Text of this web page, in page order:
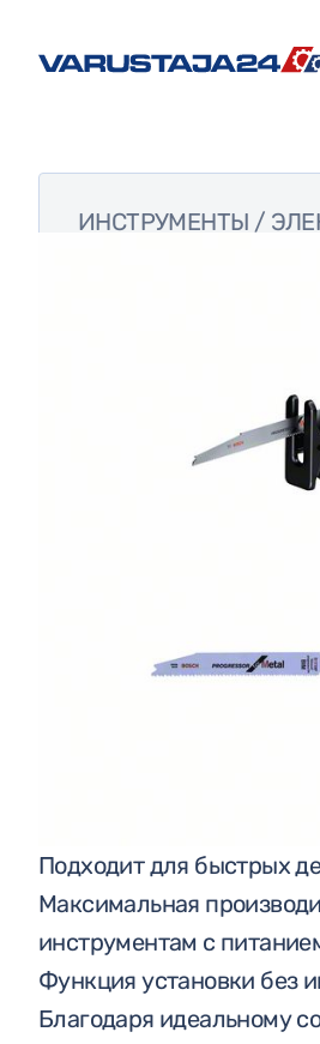
КРЕПЁЖНЫЕ
ИНСТРУМЕНТЫ
ИНСТРУМЕНТЫ /
Подходит для быстрых
Максимальная
инструментам с
Функция установки без
Благодаря идеальному